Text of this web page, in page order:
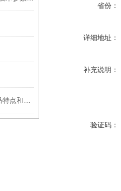
省份：
详细地址：
补充说明：
验证码：